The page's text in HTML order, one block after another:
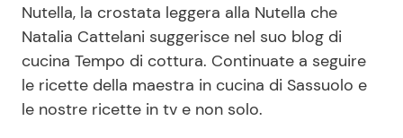
Seguici
Nutella, la crostata leggera alla Nutella che
Natalia Cattelani suggerisce nel suo blog di
cucina Tempo di cottura. Continuate a seguire
le ricette della maestra in cucina di Sassuolo e
le nostre ricette in tv e non solo.